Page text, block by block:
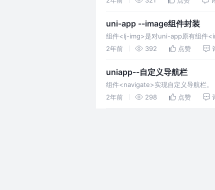
uni-app --image组件封装
组件<lj-img>是对uni-app原有组件
2年前
392 点赞
uniapp--自定义导航栏
组件<navigate>实现自定义导航栏。
的基础上增加更多配置项。
2年前 298 点赞